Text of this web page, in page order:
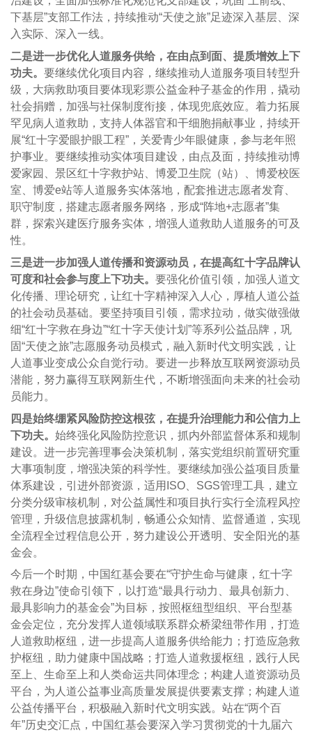
下基层”支部工作法，持续推动“天使之旅”足迹深入基层、深
入实际、深入一线。
二是进一步优化人道服务供给，在由点到面、提质增效上下
功夫。 要继续优化项目内容，继续推动人道服务项目转型升
级，大病救助项目要体现彩票公益金种子基金的作用，撬动
社会捐赠，加强与社保制度衔接，体现兜底效应。着力拓展
罕见病人道救助，支持人体器官和干细胞捐献事业，持续开
展“红十字爱眼护眼工程”，关爱青少年眼健康，参与老年照
护事业。要继续推动实体项目建设，由点及面，持续推动博
爱家园、景区红十字救护站、博爱卫生院（站）、博爱校医
室、博爱e站等人道服务实体落地，配套推进志愿者发育、
职守制度，搭建志愿者服务网络，形成“阵地+志愿者”集
群，探索兴建医疗服务实体，增强人道救助人道服务的可及
性。
三是进一步加强人道传播和资源动员，在提高红十字品牌认
可度和社会参与度上下功夫。 要强化价值引领，加强人道文
化传播、理论研究，让红十字精神深入人心，厚植人道公益
的社会动员基础。要坚持项目引领，需求拉动，做实做强做
细“红十字救在身边”“红十字天使计划”等系列公益品牌，巩
固“天使之旅”志愿服务动员模式，融入新时代文明实践，让
人道事业变成公众自觉行动。要进一步释放互联网资源动员
潜能，努力赢得互联网新生代，不断增强面向未来的社会动
员能力。
四是始终绷紧风险防控这根弦，在提升治理能力和公信力上
下功夫。 始终强化风险防控意识，抓内外部监督体系和规制
建设。进一步完善理事会决策机制，落实党组织前置研究重
大事项制度，增强决策的科学性。要继续加强公益项目质量
体系建设，引进外部资源，适用ISO、SGS管理工具，建立
分类分级审核机制，对公益属性和项目执行实行全流程风控
管理，升级信息披露机制，畅通公众知情、监督通道，实现
全流程全过程信息公开，努力建设公开透明、安全阳光的基
金会。
今后一个时期，中国红基会要在“守护生命与健康，红十字
救在身边”使命引领下，以打造“最具行动力、最具创新力、
最具影响力的基金会”为目标，按照枢纽型组织、平台型基
金会定位，充分发挥人道领域联系群众桥梁纽带作用，打造
人道救助枢纽，进一步提高人道服务供给能力；打造应急救
护枢纽，助力健康中国战略；打造人道救援枢纽，践行人民
至上、生命至上和人类命运共同体理念；构建人道资源动员
平台，为人道公益事业高质量发展提供要素支撑；构建人道
公益传播平台，积极融入新时代文明实践。站在“两个百
年”历史交汇点，中国红基会要深入学习贯彻党的十九届六